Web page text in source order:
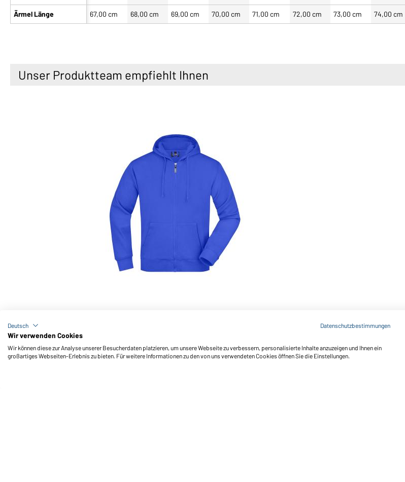
Ärmel Länge 67,00 cm 68,00 cm 69,00 cm 70,00 cm 71,00 cm 72,00 cm 73,00 cm 74,00 cm
Unser Produktteam empfiehlt Ihnen
Men's Hooded Jacket (royal) Hooded Jacket
Deutsch Datenschutzbestimmungen
Wir verwenden Cookies
Wir können diese zur Analyse unserer Besucherdaten platzieren, um unsere Webseite zu verbessern, personalisierte Inhalte anzuzeigen und Ihnen ein
großartiges Webseiten-Erlebnis zu bieten. Für weitere Informationen zu den von uns verwendeten Cookies öffnen Sie die Einstellungen.